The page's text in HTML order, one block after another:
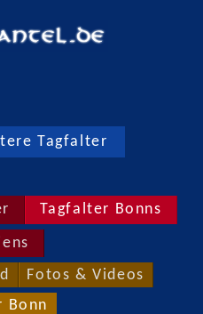
Tagfalter
Tagfalter Bonns
Fotos & Videos
Bonn